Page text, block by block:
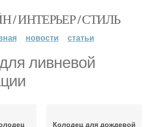
/ ИНТЕРЬЕР / СТИЛЬ
новости статьи
ливневой
Колодец для дождевой